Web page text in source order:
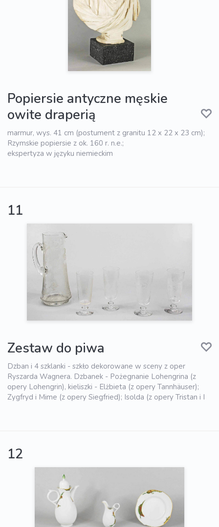
Popiersie antyczne męskie
owite draperią
marmur, wys. 41 cm (postument z granitu 12 x 22 x 23 cm);
Rzymskie popiersie z ok. 160 r. n.e.;
ekspertyza w języku niemieckim
11
Zestaw do piwa
Dzban i 4 szklanki - szkło dekorowane w sceny z oper
Ryszarda Wagnera. Dzbanek - Pożegnanie Lohengrina (z
opery Lohengrin), kieliszki - Elżbieta (z opery Tannhäuser);
Zygfryd i Mime (z opery Siegfried); Isolda (z opery Tristan i I
12